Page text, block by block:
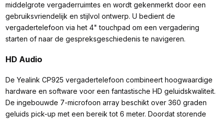
middelgrote vergaderruimtes en wordt gekenmerkt door een
gebruiksvriendelijk en stijlvol ontwerp. U bedient de
vergadertelefoon via het 4" touchpad om een vergadering
starten of naar de gespreksgeschiedenis te navigeren.
HD Audio
De Yealink CP925 vergadertelefoon combineert hoogwaardige
hardware en software voor een fantastische HD geluidskwaliteit.
De ingebouwde 7-microfoon array beschikt over 360 graden
geluids pick-up met een bereik tot 6 meter. Doordat storende